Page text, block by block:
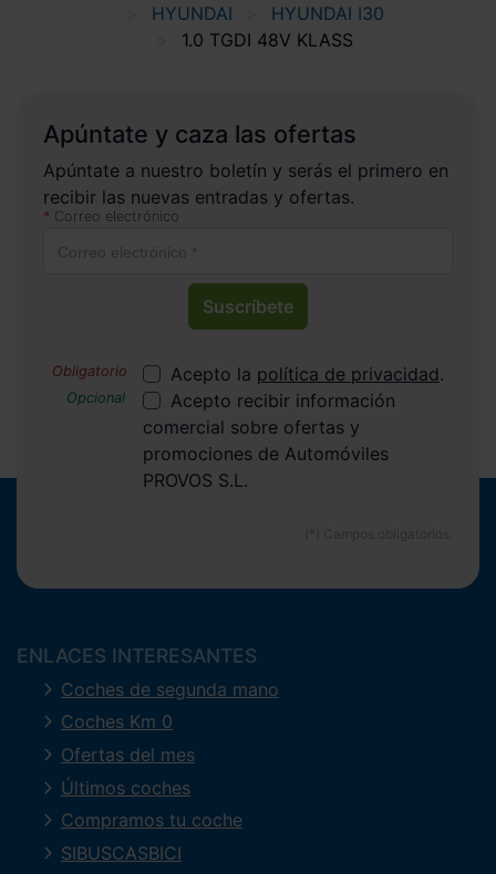
HYUNDAI
HYUNDAI I30
1.0 TGDI 48V KLASS
Apúntate y caza las ofertas
Apúntate a nuestro boletín y serás el primero en
recibir las nuevas entradas y ofertas.
Correo electrónico
Suscríbete
Acepto la política de privacidad.
Acepto recibir información
comercial sobre ofertas y
promociones de Automóviles
PROVOS S.L.
ENLACES INTERESANTES
Coches de segunda mano
Coches Km 0
Ofertas del mes
Últimos coches
Compramos tu coche
SIBUSCASBICI